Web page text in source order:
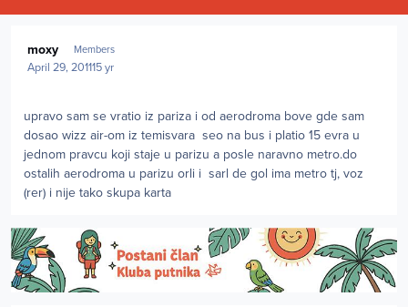
moxy Members
April 29, 201115 yr
upravo sam se vratio iz pariza i od aerodroma bove gde sam
dosao wizz air-om iz temisvara seo na bus i platio 15 evra u
jednom pravcu koji staje u parizu a posle naravno metro.do
ostalih aerodroma u parizu orli i sarl de gol ima metro tj, voz
(rer) i nije tako skupa karta